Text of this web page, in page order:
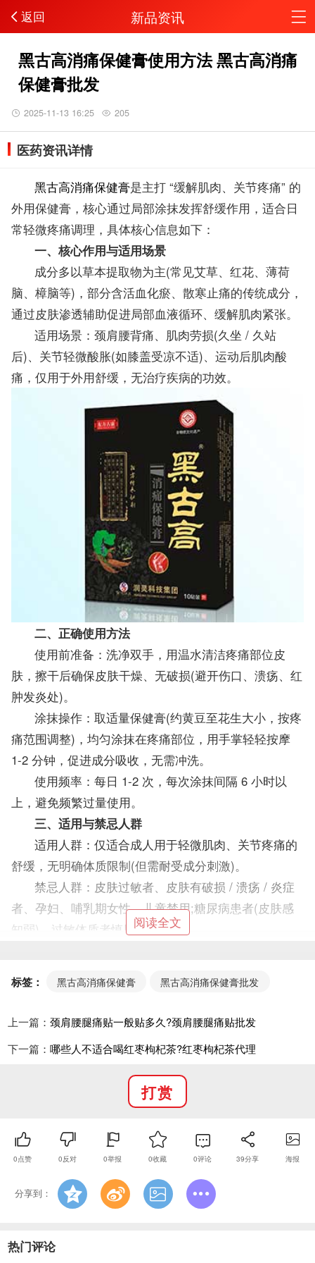
返回 新品资讯
黑古高消痛保健膏使用方法 黑古高消痛
保健膏批发
2025-11-13 16:25 205
医药资讯详情
黑古高消痛保健膏是主打 “缓解肌肉、关节疼痛” 的
外用保健膏，核心通过局部涂抹发挥舒缓作用，适合日
常轻微疼痛调理，具体核心信息如下：
一、核心作用与适用场景
成分多以草本提取物为主(常见艾草、红花、薄荷
脑、樟脑等)，部分含活血化瘀、散寒止痛的传统成分，
通过皮肤渗透辅助促进局部血液循环、缓解肌肉紧张。
适用场景：颈肩腰背痛、肌肉劳损(久坐 / 久站
后)、关节轻微酸胀(如膝盖受凉不适)、运动后肌肉酸
痛，仅用于外用舒缓，无治疗疾病的功效。
二、正确使用方法
使用前准备：洗净双手，用温水清洁疼痛部位皮
肤，擦干后确保皮肤干燥、无破损(避开伤口、溃疡、红
肿发炎处)。
涂抹操作：取适量保健膏(约黄豆至花生大小，按疼
痛范围调整)，均匀涂抹在疼痛部位，用手掌轻轻按摩
1-2 分钟，促进成分吸收，无需冲洗。
使用频率：每日 1-2 次，每次涂抹间隔 6 小时以
上，避免频繁过量使用。
三、适用与禁忌人群
适用人群：仅适合成人用于轻微肌肉、关节疼痛的
舒缓，无明确体质限制(但需耐受成分刺激)。
禁忌人群：皮肤过敏者、皮肤有破损 / 溃疡 / 炎症
者、孕妇、哺乳期女性、儿童禁用;糖尿病患者(皮肤感
知弱)、过敏体质者慎用。
敏感黏膜部位，若不慎接触，立即用清水冲洗。
副作用应对：涂抹后若出现皮肤红肿、瘙痒、刺痛
缓解需就医。
不可替代药物：仅为保健舒缓产品，不能治疗腰椎
间盘突出、关节炎、滑膜炎等器质性疾病，若疼痛剧
医。
存放要求：密封存放于阴凉干燥处，避免阳光直
射，放在儿童接触不到的地方，防止误涂或误食。
阅读全文
标签： 黑古高消痛保健膏 黑古高消痛保健膏批发
上一篇： 颈肩腰腿痛贴一般贴多久?颈肩腰腿痛贴批发
下一篇： 哪些人不适合喝红枣枸杞茶?红枣枸杞茶代理
打赏
0点赞 0反对 0举报 0收藏 0评论 39分享 海报
分享到：
热门评论